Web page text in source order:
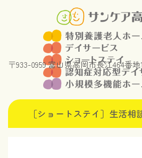
〒933-0959 富山県高岡市長江464番地1
［ショートステイ］生活